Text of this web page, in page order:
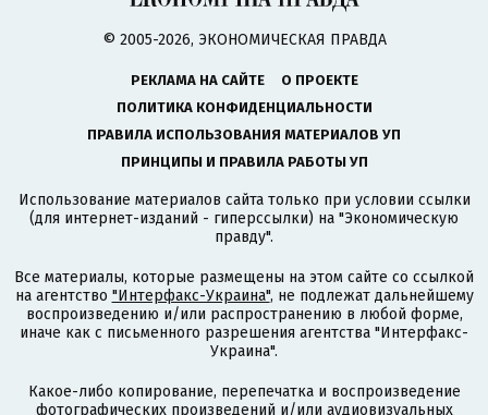
© 2005-2026, ЭКОНОМИЧЕСКАЯ ПРАВДА
РЕКЛАМА НА САЙТЕ
О ПРОЕКТЕ
ПОЛИТИКА КОНФИДЕНЦИАЛЬНОСТИ
ПРАВИЛА ИСПОЛЬЗОВАНИЯ МАТЕРИАЛОВ УП
ПРИНЦИПЫ И ПРАВИЛА РАБОТЫ УП
Использование материалов сайта только при условии ссылки
(для интернет-изданий - гиперссылки) на "Экономическую
правду".
Все материалы, которые размещены на этом сайте со ссылкой
на агентство "Интерфакс-Украина", не подлежат дальнейшему
воспроизведению и/или распространению в любой форме,
иначе как с письменного разрешения агентства "Интерфакс-
Украина".
Какое-либо копирование, перепечатка и воспроизведение
фотографических произведений и/или аудиовизуальных